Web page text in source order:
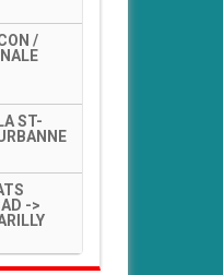
/
ST-
->